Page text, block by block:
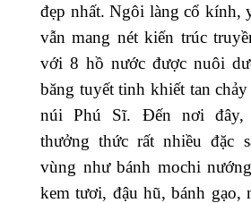
đẹp nhất. Ngôi làng cổ kính,
vẫn mang nét kiến trúc
với 8 hồ nước được nuôi
băng tuyết tinh khiết tan
núi Phú Sĩ. Đến nơi đây,
thưởng thức rất nhiều đặc
vùng như bánh mochi
kem tươi, đậu hũ, bánh gạo,